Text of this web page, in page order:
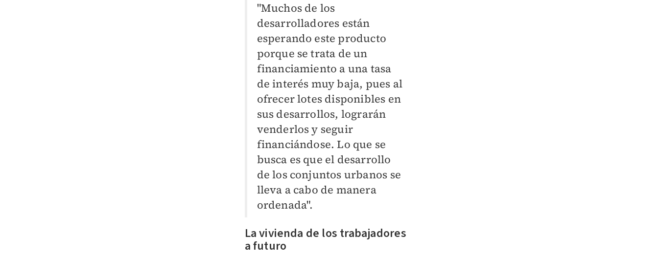
"Muchos de los
desarrolladores están
esperando este producto
porque se trata de un
financiamiento a una tasa
de interés muy baja, pues al
ofrecer lotes disponibles en
sus desarrollos, lograrán
venderlos y seguir
financiándose. Lo que se
busca es que el desarrollo
de los conjuntos urbanos se
lleva a cabo de manera
ordenada".
La vivienda de los trabajadores
a futuro